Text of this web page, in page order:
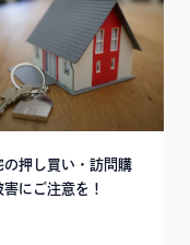
の押し買い・訪問購
害にご注意を！